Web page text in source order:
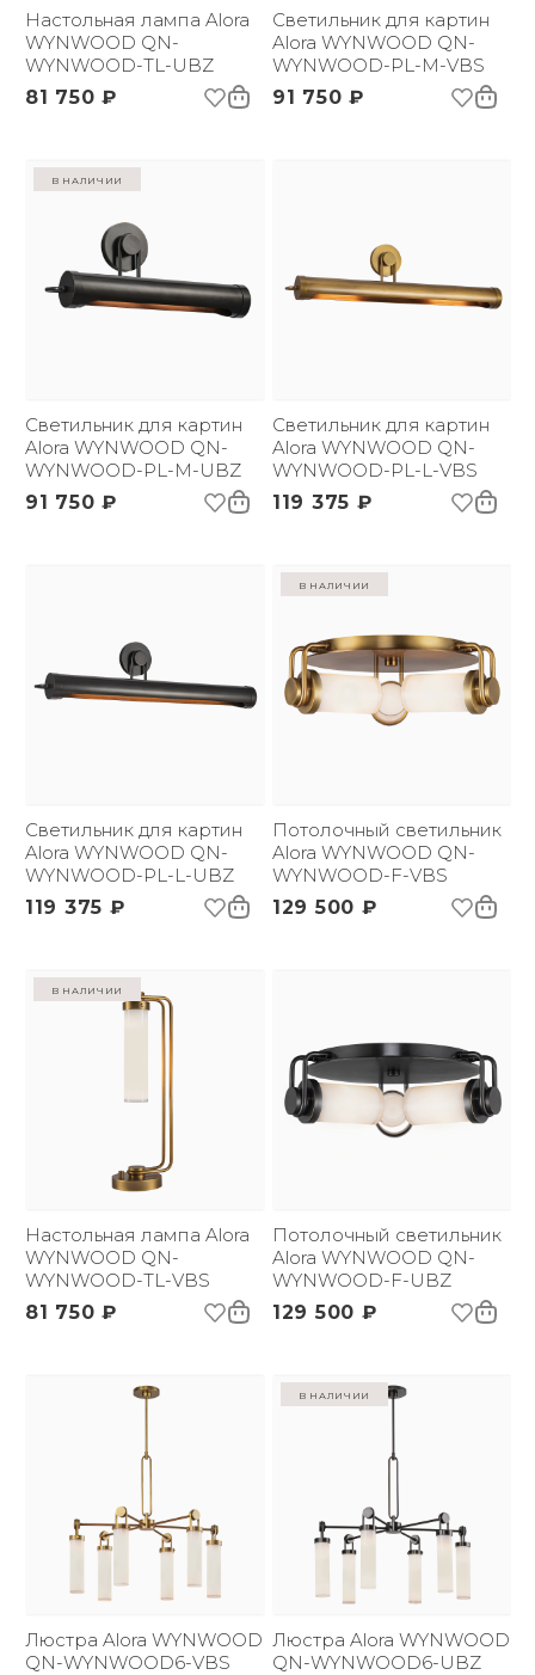
Настольная лампа Alora
WYNWOOD QN-
WYNWOOD-TL-UBZ
81 750 ₽
Светильник для картин
Alora WYNWOOD QN-
WYNWOOD-PL-M-VBS
91 750 ₽
в наличии
Светильник для картин
Alora WYNWOOD QN-
WYNWOOD-PL-M-UBZ
91 750 ₽
Светильник для картин
Alora WYNWOOD QN-
WYNWOOD-PL-L-VBS
119 375 ₽
Светильник для картин
Alora WYNWOOD QN-
WYNWOOD-PL-L-UBZ
119 375 ₽
в наличии
Потолочный светильник
Alora WYNWOOD QN-
WYNWOOD-F-VBS
129 500 ₽
в наличии
Настольная лампа Alora
WYNWOOD QN-
WYNWOOD-TL-VBS
81 750 ₽
Потолочный светильник
Alora WYNWOOD QN-
WYNWOOD-F-UBZ
129 500 ₽
Люстра Alora WYNWOOD
QN-WYNWOOD6-VBS
в наличии
Люстра Alora WYNWOOD
QN-WYNWOOD6-UBZ